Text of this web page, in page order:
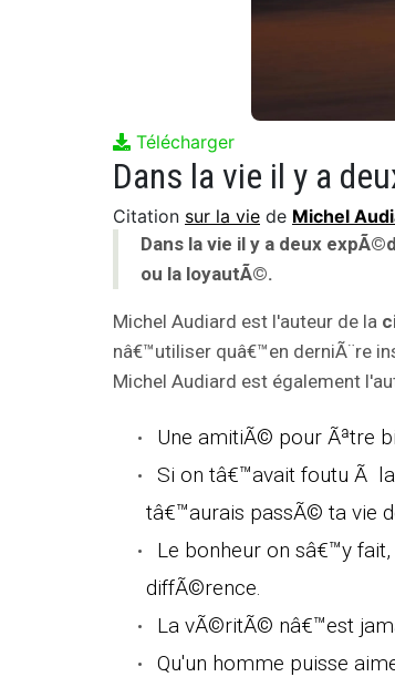
Télécharger
Citation sur la vie de Michel
Dans la vie il y a deux
ou la loyautÃ©.
Michel Audiard est l'auteur de la
nâ€™utiliser quâ€™en derniÃ¨re
Michel Audiard est également
Une amitiÃ© pour Ãªtre
Si on tâ€™avait foutu Ã
tâ€™aurais passÃ© ta vie
Le bonheur on sâ€™y
diffÃ©rence.
La vÃ©ritÃ© nâ€™est
Qu'un homme puisse